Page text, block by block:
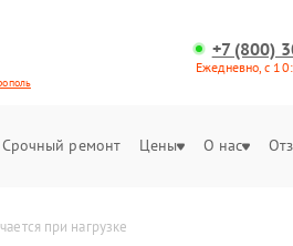
+7 (800)
Ежедневно, с
Срочный ремонт Цены О нас
при нагрузке